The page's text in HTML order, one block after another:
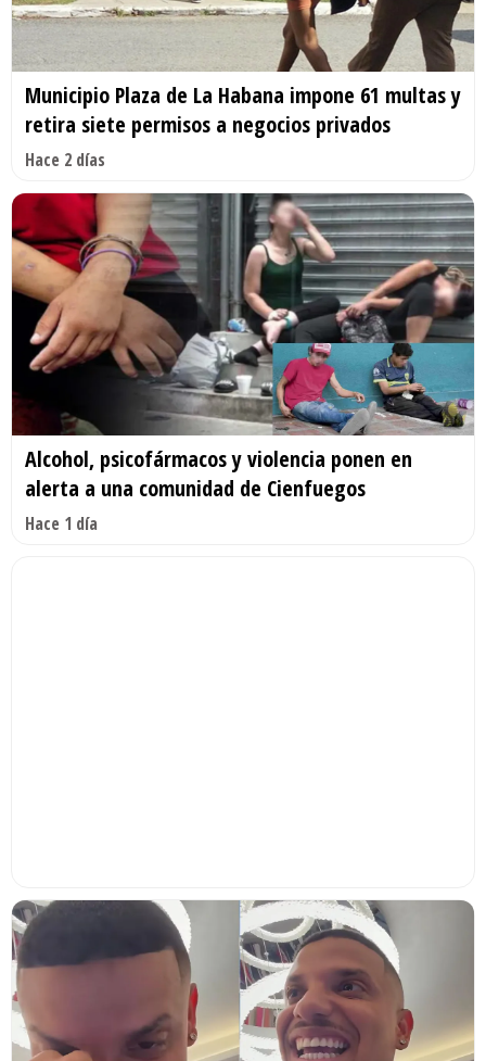
Municipio Plaza de La Habana impone 61 multas y
retira siete permisos a negocios privados
Hace 2 días
Alcohol, psicofármacos y violencia ponen en
alerta a una comunidad de Cienfuegos
Hace 1 día